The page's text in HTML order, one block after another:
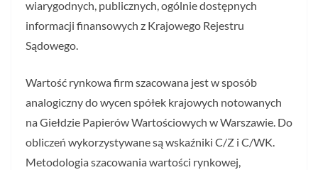
wiarygodnych, publicznych, ogólnie dostępnych
informacji finansowych z Krajowego Rejestru
Sądowego.
Wartość rynkowa firm szacowana jest w sposób
analogiczny do wycen spółek krajowych notowanych
na Giełdzie Papierów Wartościowych w Warszawie. Do
obliczeń wykorzystywane są wskaźniki C/Z i C/WK.
Metodologia szacowania wartości rynkowej,